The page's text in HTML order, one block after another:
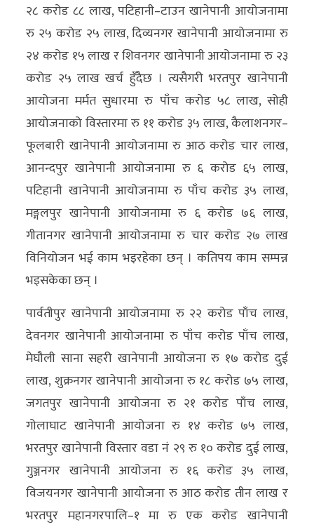
फोटो
ग्यालरी
भिडियो
२८ करोड ८८ लाख, पटिहानी–टाउन खानेपानी आयोजनामा
रु २५ करोड २५ लाख, दिव्यनगर खानेपानी आयोजनामा रु
२४ करोड १५ लाख र शिवनगर खानेपानी आयोजनामा रु २३
करोड २५ लाख खर्च हुँदैछ । त्यसैगरी भरतपुर खानेपानी
आयोजना मर्मत सुधारमा रु पाँच करोड ५८ लाख, सोही
आयोजनाको विस्तारमा रु ११ करोड ३५ लाख, कैलाशनगर–
फूलबारी खानेपानी आयोजनामा रु आठ करोड चार लाख,
आनन्दपुर खानेपानी आयोजनामा रु ६ करोड ६५ लाख,
पटिहानी खानेपानी आयोजनामा रु पाँच करोड ३५ लाख,
मङ्गलपुर खानेपानी आयोजनामा रु ६ करोड ७६ लाख,
गीतानगर खानेपानी आयोजनामा रु चार करोड २७ लाख
विनियोजन भई काम भइरहेका छन् । कतिपय काम सम्पन्न
भइसकेका छन् ।
पार्वतीपुर खानेपानी आयोजनामा रु २२ करोड पाँच लाख,
देवनगर खानेपानी आयोजनामा रु पाँच करोड पाँच लाख,
मेघौली साना सहरी खानेपानी आयोजना रु १७ करोड दुई
लाख, शुक्रनगर खानेपानी आयोजना रु १८ करोड ७५ लाख,
जगतपुर खानेपानी आयोजना रु २१ करोड पाँच लाख,
गोलाघाट खानेपानी आयोजना रु १४ करोड ७५ लाख,
भरतपुर खानेपानी विस्तार वडा नं २९ रु १० करोड दुई लाख,
गुञ्जनगर खानेपानी आयोजना रु १६ करोड ३५ लाख,
विजयनगर खानेपानी आयोजना रु आठ करोड तीन लाख र
भरतपुर महानगरपालि–१ मा रु एक करोड खानेपानी